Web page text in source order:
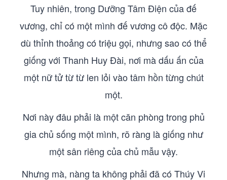
Tuy nhiên, trong Dưỡng Tâm Điện của đế
vương, chỉ có một mình đế vương cô độc. Mặc
dù thỉnh thoảng có triệu gọi, nhưng sao có thể
giống với Thanh Huy Đài, nơi mà dấu ấn của
một nữ tử từ từ len lỏi vào tâm hồn từng chút
một.
Nơi này đâu phải là một căn phòng trong phủ
gia chủ sống một mình, rõ ràng là giống như
một sân riêng của chủ mẫu vậy.
Nhưng mà, nàng ta không phải đã có Thúy Vi